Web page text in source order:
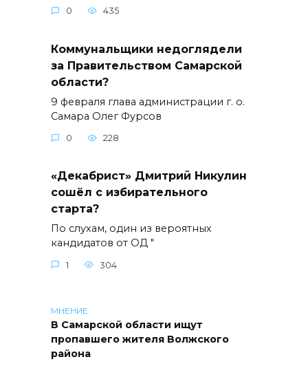
0 435
Коммунальщики недоглядели
за Правительством Самарской
области?
9 февраля глава администрации г. о.
Самара Олег Фурсов
0 228
«Декабрист» Дмитрий Никулин
сошёл с избирательного
старта?
По слухам, один из вероятных
кандидатов от ОД "
1 304
МНЕНИЕ
В Самарской области ищут
пропавшего жителя Волжского
района